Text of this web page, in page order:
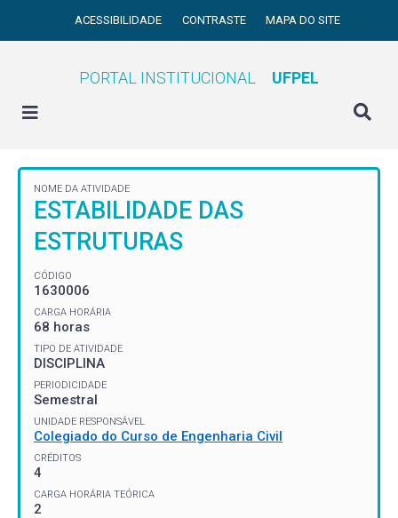
ACESSIBILIDADE CONTRASTE MAPA DO SITE
PORTAL INSTITUCIONAL UFPEL
NOME DA ATIVIDADE
ESTABILIDADE DAS
ESTRUTURAS
CÓDIGO
1630006
CARGA HORÁRIA
68 horas
TIPO DE ATIVIDADE
DISCIPLINA
PERIODICIDADE
Semestral
UNIDADE RESPONSÁVEL
Colegiado do Curso de Engenharia Civil
CRÉDITOS
4
CARGA HORÁRIA TEÓRICA
2